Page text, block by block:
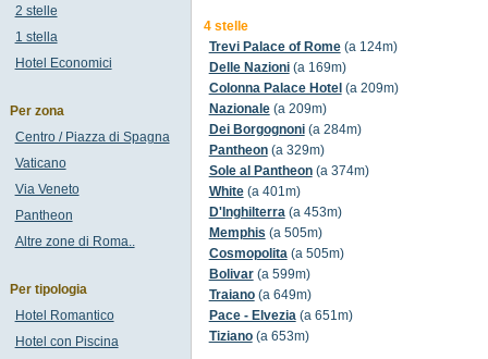
4 stelle
Trevi Palace of Rome(a 124m)
Delle Nazioni(a 169m)
Colonna Palace Hotel (a 209m)
Nazionale(a 209m)
Dei Borgognoni(a 284m)
Pantheon(a 329m)
Sole al Pantheon(a 374m)
White(a 401m)
D'Inghilterra(a 453m)
Memphis (a 505m)
Cosmopolita(a 505m)
Bolivar(a 599m)
Traiano(a 649m)
Pace - Elvezia(a 651m)
Tiziano(a 653m)
2 stelle
1 stella
Hotel Economici
Per zona
Centro / Piazza di Spagna
Vaticano
Via Veneto
Pantheon
Altre zone di Roma..
Per tipologia
Hotel Romantico
Hotel con Piscina